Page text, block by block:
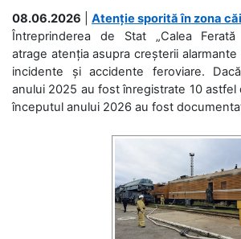
08.06.2026
Atenție sporită în zona
Întreprinderea de Stat „Calea
atrage atenția asupra creșterii alarmante
incidente și accidente feroviare.
anului 2025 au fost înregistrate 10 astfel
începutul anului 2026 au fost